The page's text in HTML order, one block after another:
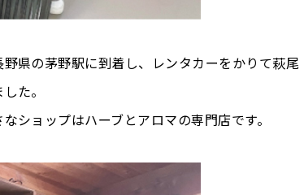
県の茅野駅に到着し、レンタカーをかりて萩尾
た。
ショップはハーブとアロマの専門店です。